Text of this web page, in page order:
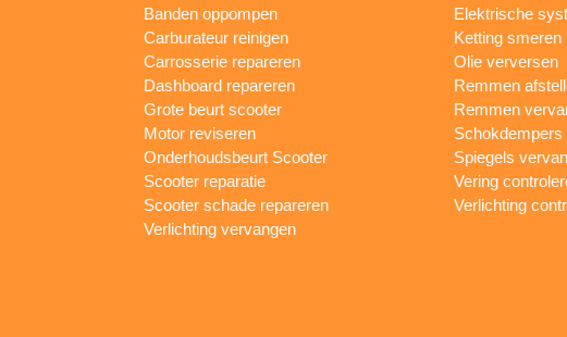
Banden oppompen
Carburateur reinigen
Carrosserie repareren
Dashboard repareren
Grote beurt scooter
Motor reviseren
Onderhoudsbeurt Scooter
Scooter reparatie
Scooter schade repareren
Verlichting vervangen
Elektrische
Ketting smeren
Olie verversen
Remmen
Remmen
Schokdempers
Spiegels
Vering
Verlichting